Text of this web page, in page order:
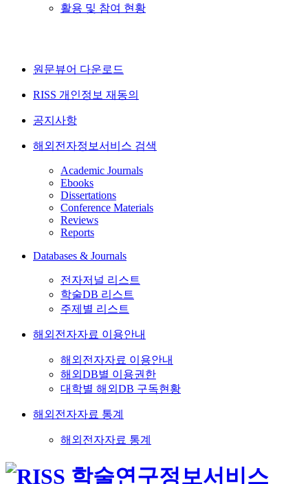
활용 및 참여 현황
원문뷰어 다운로드
RISS 개인정보 재동의
공지사항
해외전자정보서비스 검색
Academic Journals
Ebooks
Dissertations
Conference Materials
Reviews
Reports
Databases & Journals
전자저널 리스트
학술DB 리스트
주제별 리스트
해외전자자료 이용안내
해외전자자료 이용안내
해외DB별 이용권한
대학별 해외DB 구독현황
해외전자자료 통계
해외전자자료 통계